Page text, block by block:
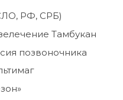
РФ, СРБ)
Тамбукан
позвоночника